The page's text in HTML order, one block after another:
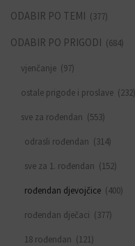
ODABIR PO TEMI (377)
ODABIR PO PRIGODI (684)
vjenčanje (97)
ostale prigode i proslave (232)
sve za rođendan (553)
odrasli rođendan (314)
sve za 1. rođendan (152)
rođendan djevojčice (400)
rođendan dječaci (377)
18 rođendan (121)